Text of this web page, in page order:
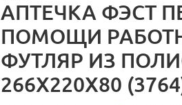
АПТЕЧКА ФЭСТ
ПОМОЩИ
ФУТЛЯР ИЗ
266Х220Х80